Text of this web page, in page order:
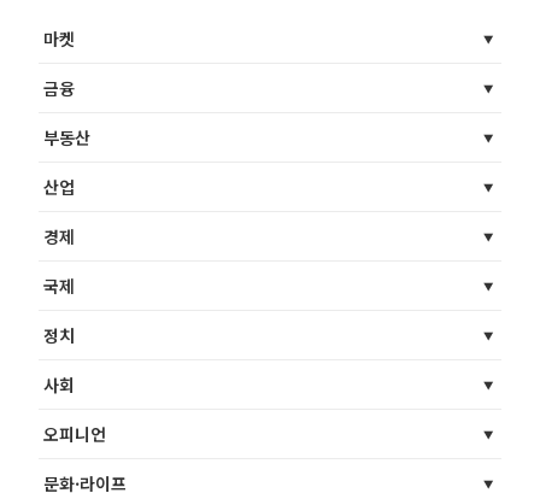
마켓
금융
부동산
산업
경제
국제
정치
사회
오피니언
문화·라이프